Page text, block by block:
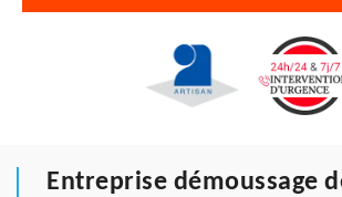
Entreprise démoussage